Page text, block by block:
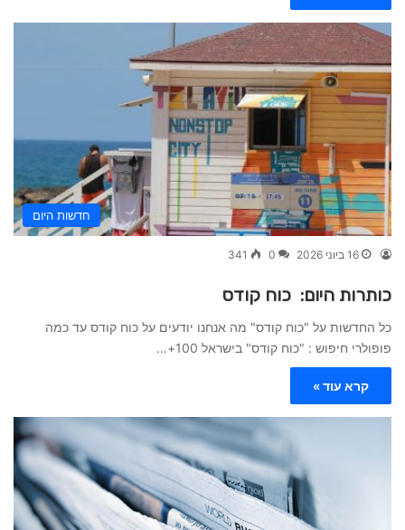
חדשות היום
16 ביוני 2026 0
341
כותרות היום: כוח קודס
כל החדשות על "כוח קודס" מה אנחנו יודעים על כוח קודס עד כמה
פופולרי חיפוש : "כוח קודס" בישראל 100+…
קרא עוד »